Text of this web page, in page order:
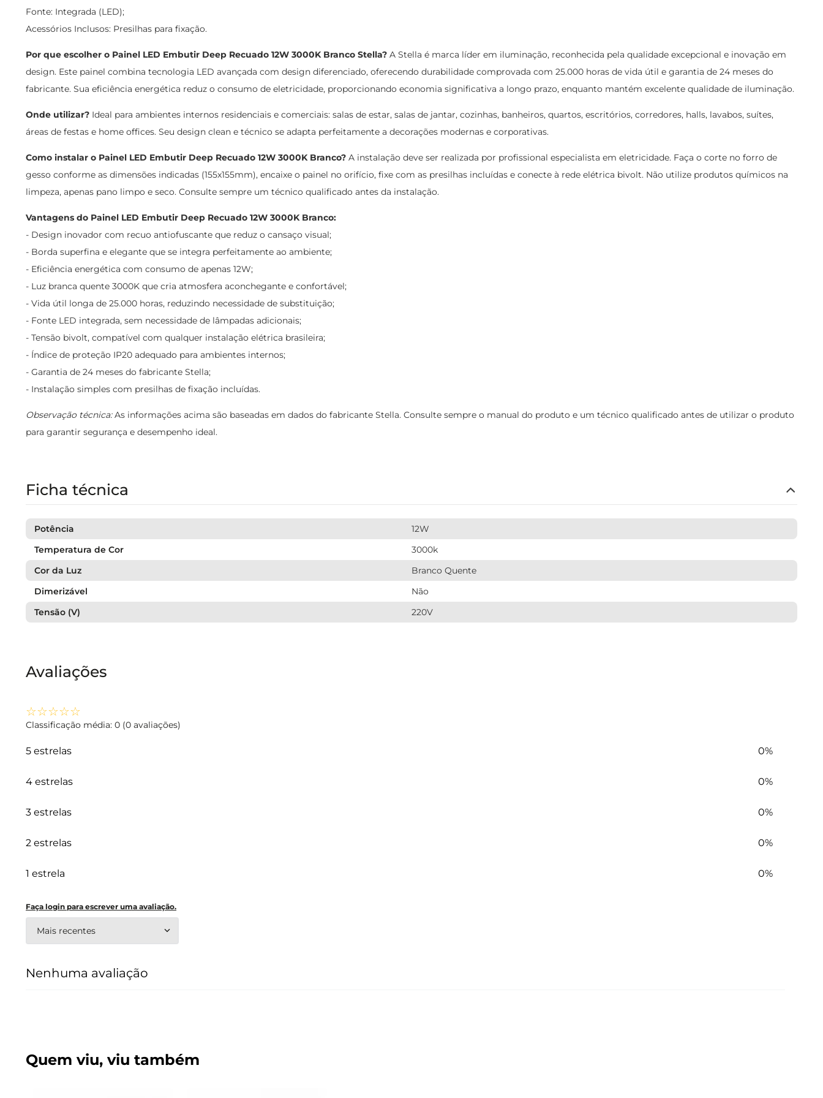
Fonte: Integrada (LED);
Acessórios Inclusos: Presilhas para fixação.
Por que escolher o Painel LED Embutir Deep Recuado 12W 3000K Branco Stella? A Stella é marca líder em iluminação, reconhecida pela qualidade excepcional e inovação em
design. Este painel combina tecnologia LED avançada com design diferenciado, oferecendo durabilidade comprovada com 25.000 horas de vida útil e garantia de 24 meses do
fabricante. Sua eficiência energética reduz o consumo de eletricidade, proporcionando economia significativa a longo prazo, enquanto mantém excelente qualidade de iluminação.
Onde utilizar? Ideal para ambientes internos residenciais e comerciais: salas de estar, salas de jantar, cozinhas, banheiros, quartos, escritórios, corredores, halls, lavabos, suítes,
áreas de festas e home offices. Seu design clean e técnico se adapta perfeitamente a decorações modernas e corporativas.
Como instalar o Painel LED Embutir Deep Recuado 12W 3000K Branco? A instalação deve ser realizada por profissional especialista em eletricidade. Faça o corte no forro de
gesso conforme as dimensões indicadas (155x155mm), encaixe o painel no orifício, fixe com as presilhas incluídas e conecte à rede elétrica bivolt. Não utilize produtos químicos na
limpeza, apenas pano limpo e seco. Consulte sempre um técnico qualificado antes da instalação.
Vantagens do Painel LED Embutir Deep Recuado 12W 3000K Branco:
- Design inovador com recuo antiofuscante que reduz o cansaço visual;
- Borda superfina e elegante que se integra perfeitamente ao ambiente;
- Eficiência energética com consumo de apenas 12W;
- Luz branca quente 3000K que cria atmosfera aconchegante e confortável;
- Vida útil longa de 25.000 horas, reduzindo necessidade de substituição;
- Fonte LED integrada, sem necessidade de lâmpadas adicionais;
- Tensão bivolt, compatível com qualquer instalação elétrica brasileira;
- Índice de proteção IP20 adequado para ambientes internos;
- Garantia de 24 meses do fabricante Stella;
- Instalação simples com presilhas de fixação incluídas.
Observação técnica:As informações acima são baseadas em dados do fabricante Stella. Consulte sempre o manual do produto e um técnico qualificado antes de utilizar o produto
para garantir segurança e desempenho ideal.
Ficha técnica
Potência
12W
Temperatura de Cor
3000k
Cor da Luz
Branco Quente
Dimerizável
Não
Tensão (V)
220V
Avaliações
☆☆☆☆☆
Classificação média: 0 (0 avaliações)
5 estrelas 0%
4 estrelas 0%
3 estrelas 0%
2 estrelas 0%
1 estrela 0%
Faça login para escrever uma avaliação.
Mais recentes
Nenhuma avaliação
Quem viu, viu também